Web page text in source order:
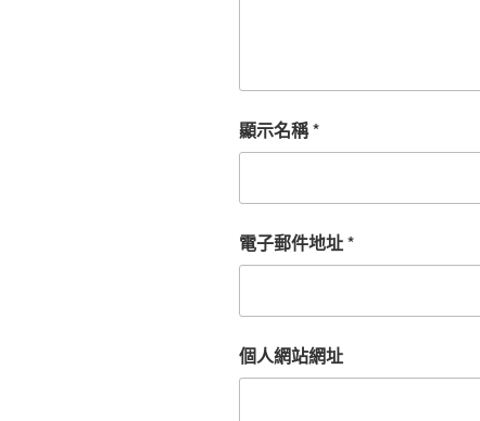
顯示名稱*
電子郵件地址*
個人網站網址